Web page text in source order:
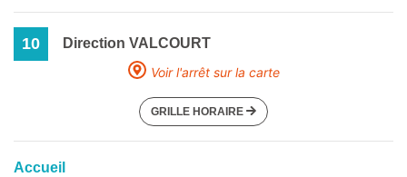
10
Direction VALCOURT
Voir l'arrêt sur la carte
GRILLE HORAIRE
Accueil